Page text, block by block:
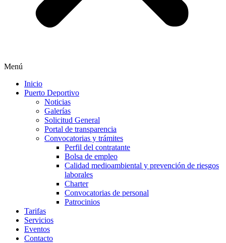
Menú
Inicio
Puerto Deportivo
Noticias
Galerías
Solicitud General
Portal de transparencia
Convocatorias y trámites
Perfil del contratante
Bolsa de empleo
Calidad medioambiental y prevención de riesgos
laborales
Charter
Convocatorias de personal
Patrocinios
Tarifas
Servicios
Eventos
Contacto